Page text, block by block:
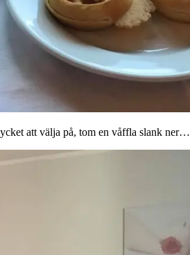
att välja på, tom en våffla slank ner…